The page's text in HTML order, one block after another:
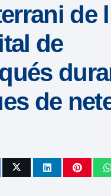
de
de
de